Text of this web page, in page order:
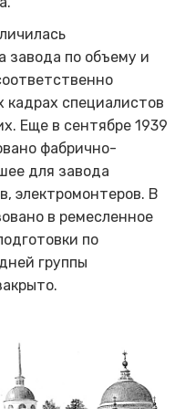
завода по объему и
кадрах специалистов
Еще в сентябре 1939
фабрично-
для завода
электромонтеров. В
в ремесленное
по
группы